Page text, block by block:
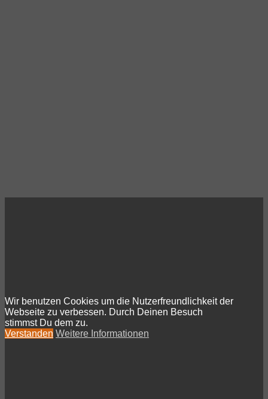
Wir benutzen Cookies um die Nutzerfreundlichkeit der
Webseite zu verbessen. Durch Deinen Besuch
stimmst Du dem zu.
Verstanden Weitere Informationen